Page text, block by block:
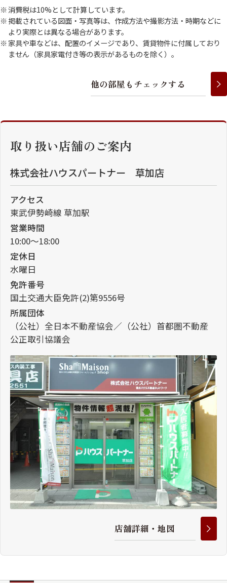
消費税は10%として計算しています。
掲載されている図面・写真等は、作成方法や撮影方法・時期などに
より実際とは異なる場合があります。
家具や車などは、配置のイメージであり、賃貸物件に付属しており
ません（家具家電付き等の表示があるものを除く）。
他の部屋 も チェ ッ クする
取り扱い店舗のご案内
株式会社ハウスパートナー 草加店
アクセス
東武伊勢崎線 草加駅
営業時間
10:00～18:00
定休日
水曜日
免許番号
国土交通大臣免許(2)第9556号
所属団体
（公社）全日本不動産協会／（公社）首都圏不動産
公正取引協議会
店舗詳細 ・地図